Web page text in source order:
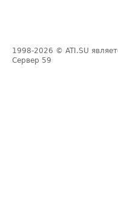
1998-2026 © ATI.SU
Сервер 59